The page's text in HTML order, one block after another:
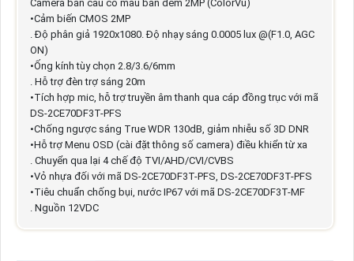
Camera bán cầu có màu ban đêm 2MP (ColorVu)
•Cảm biến CMOS 2MP
. Độ phân giả 1920x1080. Độ nhạy sáng 0.0005 lux @(F1.0, AGC
ON)
•Ống kính tùy chọn 2.8/3.6/6mm
. Hỗ trợ đèn trợ sáng 20m
•Tích hợp mic, hỗ trợ truyền âm thanh qua cáp đồng trục với mã
DS-2CE70DF3T-PFS
•Chống ngược sáng True WDR 130dB, giảm nhiễu số 3D DNR
•Hỗ trợ Menu OSD (cài đặt thông số camera) điều khiển từ xa
. Chuyển qua lại 4 chế độ TVI/AHD/CVI/CVBS
•Vỏ nhựa đối với mã DS-2CE70DF3T-PFS, DS-2CE70DF3T-PFS
•Tiêu chuẩn chống bụi, nước IP67 với mã DS-2CE70DF3T-MF
. Nguồn 12VDC